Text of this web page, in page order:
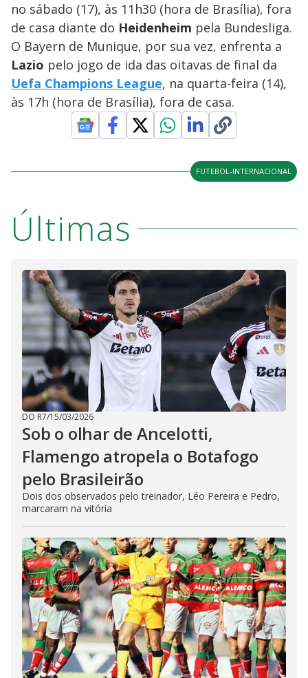
no sábado (17), às 11h30 (hora de Brasília), fora
de casa diante do Heidenheim pela Bundesliga.
O Bayern de Munique, por sua vez, enfrenta a
Lazio pelo jogo de ida das oitavas de final da
Uefa Champions League, na quarta-feira (14),
às 17h (hora de Brasília), fora de casa.
FUTEBOL-INTERNACIONAL
Últimas
DO R7/15/03/2026
Sob o olhar de Ancelotti,
Flamengo atropela o Botafogo
pelo Brasileirão
Dois dos observados pelo treinador, Léo Pereira e Pedro,
marcaram na vitória